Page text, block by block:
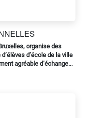
organise des
d’école de la ville
agréable d’échange...